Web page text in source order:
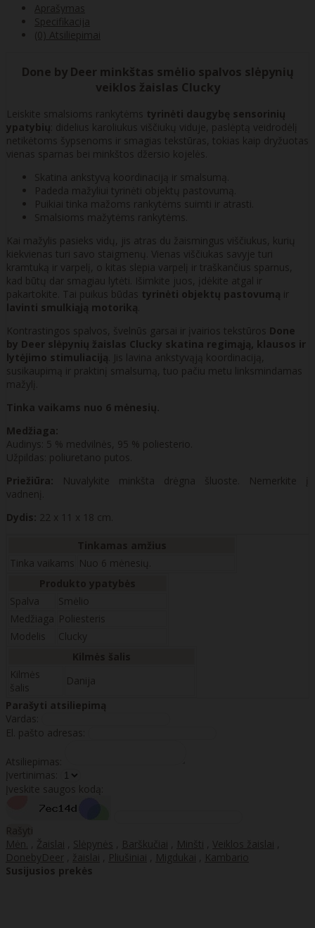
Aprašymas
Specifikacija
(0) Atsiliepimai
Done by Deer minkštas smėlio spalvos slėpynių
veiklos žaislas Clucky
Leiskite smalsioms rankytėms tyrinėti daugybę sensorinių
ypatybių : didelius karoliukus viščiukų viduje, paslėptą veidrodėlį
netikėtoms šypsenoms ir smagias tekstūras, tokias kaip dryžuotas
vienas sparnas bei minkštos džersio kojelės.
Skatina ankstyvą koordinaciją ir smalsumą.
Padeda mažyliui tyrinėti objektų pastovumą.
Puikiai tinka mažoms rankytėms suimti ir atrasti.
Smalsioms mažytėms rankytėms.
Kai mažylis pasieks vidų, jis atras du žaismingus viščiukus, kurių
kiekvienas turi savo staigmenų. Vienas viščiukas savyje turi
kramtuką ir varpelį, o kitas slepia varpelį ir traškančius sparnus,
kad būtų dar smagiau lytėti. Išimkite juos, įdėkite atgal ir
pakartokite. Tai puikus būdas tyrinėti objektų pastovumą ir
lavinti smulkiąją motoriką
Kontrastingos spalvos, švelnūs garsai ir įvairios tekstūros Done
by Deer slėpynių žaislas Clucky skatina regimąją, klausos ir
lytėjimo stimuliaciją . Jis lavina ankstyvąją koordinaciją,
susikaupimą ir praktinį smalsumą, tuo pačiu metu linksmindamas
mažylį.
Tinka vaikams nuo 6 mėnesių.
Medžiaga:
Audinys: 5 % medvilnės, 95 % poliesterio.
Užpildas: poliuretano putos.
Priežiūra: Nuvalykite minkšta drėgna šluoste. Nemerkite į
vadnenį.
Dydis: 22 x 11 x 18 cm.
Tinka vaikams Nuo 6 mėnesių.
Spalva
Smėlio
Medžiaga Poliesteris
Modelis
Clucky
Kilmės
šalis
Danija
Parašyti atsiliepimą
Vardas:
El. pašto adresas:
Atsiliepimas:
Įvertinimas:
Įveskite saugos kodą:
Rašyti
Mėn.
Žaislai Slėpynės Barškučiai Minšti Veiklos žaislai
DonebyDeer
žaislai Pliušiniai Migdukai
Kambario
Susijusios prekės